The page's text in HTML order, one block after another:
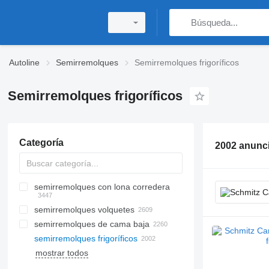
Autoline Semirremolques Semirremolques frigoríficos
Semirremolques frigoríficos
Categoría
semirremolques con lona corredera
semirremolques volquetes
semirremolques de cama baja
semirremolques frigoríficos
mostrar todos
2002